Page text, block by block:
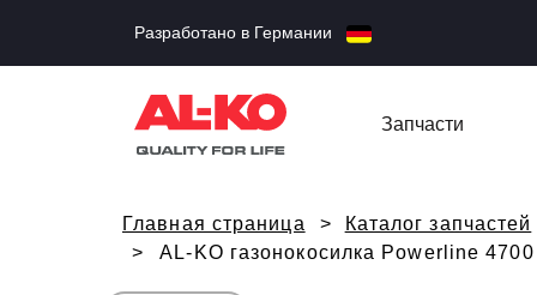
Разработано в Германии
Запчасти
Главная страница Каталог запчастей
AL-KO газонокосилка Powerline